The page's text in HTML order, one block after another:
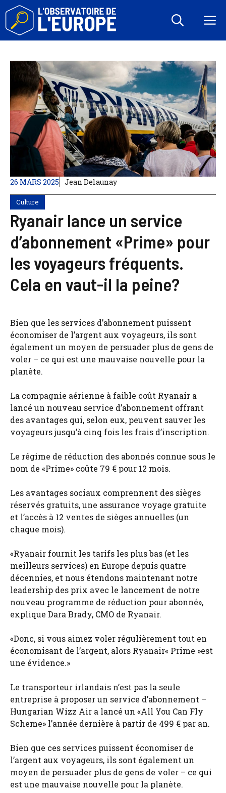
Aller
contenu
26 MARS 2025 Jean Delaunay
Culture
Ryanair lance un service
d’abonnement «Prime» pour
les voyageurs fréquents.
Cela en vaut-il la peine?
Bien que les services d’abonnement puissent
économiser de l’argent aux voyageurs, ils sont
également un moyen de persuader plus de gens de
voler – ce qui est une mauvaise nouvelle pour la
planète.
La compagnie aérienne à faible coût Ryanair a
lancé un nouveau service d’abonnement offrant
des avantages qui, selon eux, peuvent sauver les
voyageurs jusqu’à cinq fois les frais d’inscription.
Le régime de réduction des abonnés connue sous le
nom de «Prime» coûte 79 € pour 12 mois.
Les avantages sociaux comprennent des sièges
réservés gratuits, une assurance voyage gratuite
et l’accès à 12 ventes de sièges annuelles (un
chaque mois).
«Ryanair fournit les tarifs les plus bas (et les
meilleurs services) en Europe depuis quatre
décennies, et nous étendons maintenant notre
leadership des prix avec le lancement de notre
nouveau programme de réduction pour abonné»,
explique Dara Brady, CMO de Ryanair.
«Donc, si vous aimez voler régulièrement tout en
économisant de l’argent, alors Ryanair« Prime »est
une évidence.»
Le transporteur irlandais n’est pas la seule
entreprise à proposer un service d’abonnement –
Hungarian Wizz Air a lancé un «All You Can Fly
Scheme» l’année dernière à partir de 499 € par an.
Bien que ces services puissent économiser de
l’argent aux voyageurs, ils sont également un
moyen de persuader plus de gens de voler – ce qui
est une mauvaise nouvelle pour la planète.